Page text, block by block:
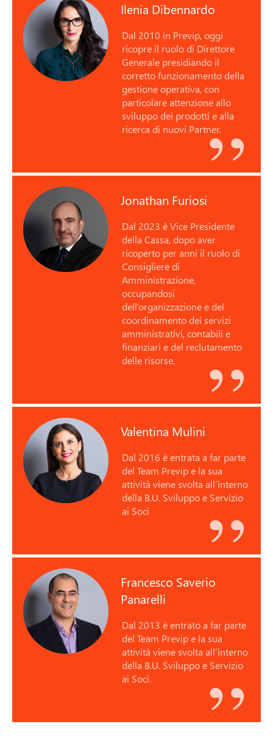
Ilenia Dibennardo
Dal 2010 in Previp, oggi
ricopre il ruolo di Direttore
Generale presidiando il
corretto funzionamento della
gestione operativa, con
particolare attenzione allo
sviluppo dei prodotti e alla
ricerca di nuovi Partner.
Jonathan Furiosi
Dal 2023 è Vice Presidente
della Cassa, dopo aver
ricoperto per anni il ruolo di
Consigliere di
Amministrazione,
occupandosi
dell’organizzazione e del
coordinamento dei servizi
amministrativi, contabili e
finanziari e del reclutamento
delle risorse.
Valentina Mulini
Dal 2016 è entrata a far parte
del Team Previp e la sua
attività viene svolta all’interno
della B.U. Sviluppo e Servizio
ai Soci
Francesco Saverio
Panarelli
Dal 2013 è entrato a far parte
del Team Previp e la sua
attività viene svolta all’interno
della B.U. Sviluppo e Servizio
ai Soci.